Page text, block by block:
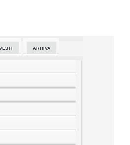
od Indije do šatora; Vučićev tempo
– Diomande Realov za najmanje
Beogradu: Sumnja se da je sin
trotineta: "Pad pri 50 km/h je kao
ARHIVA